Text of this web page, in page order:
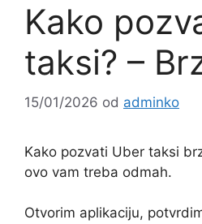
Kako
taksi? –
15/01/2026 od adminko
Kako pozvati Uber taksi
ovo vam treba odmah.
Otvorim aplikaciju,